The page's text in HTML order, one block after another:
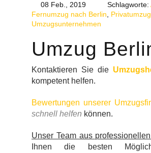
08 Feb., 2019 Schlagworte:
Fernumzug nach Berlin
Privatumzug
Umzugsunternehmen
Umzug
Kontaktieren Sie die
kompetent helfen.
Bewertungen unserer
schnell helfen können.
Unser Team aus
Ihnen die besten